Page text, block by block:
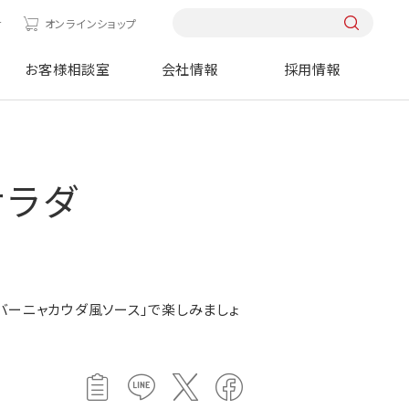
オンラインショップ
お客様相談室 会社情報 採用情報
ダ
ニャカウダ風ソース」で楽しみましょ